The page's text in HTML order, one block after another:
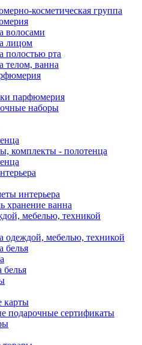
косметическая группа
волосами
лицом
полостью рта
телом, ванна
парфюмерия
наборы
комплекты - полотенца
интерьера
хранение ванна
мебелью, техникой
одеждой, мебелью, техникой
белья
карты
подарочные сертификаты